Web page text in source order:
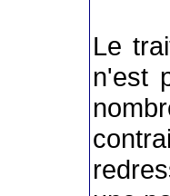
Le
n'est